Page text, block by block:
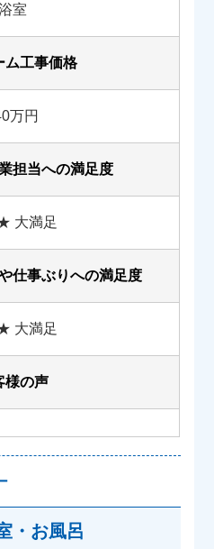
室
ム工事価格
万円
担当への満足度
満足
仕事ぶりへの満足度
満足
様の声
・お風呂